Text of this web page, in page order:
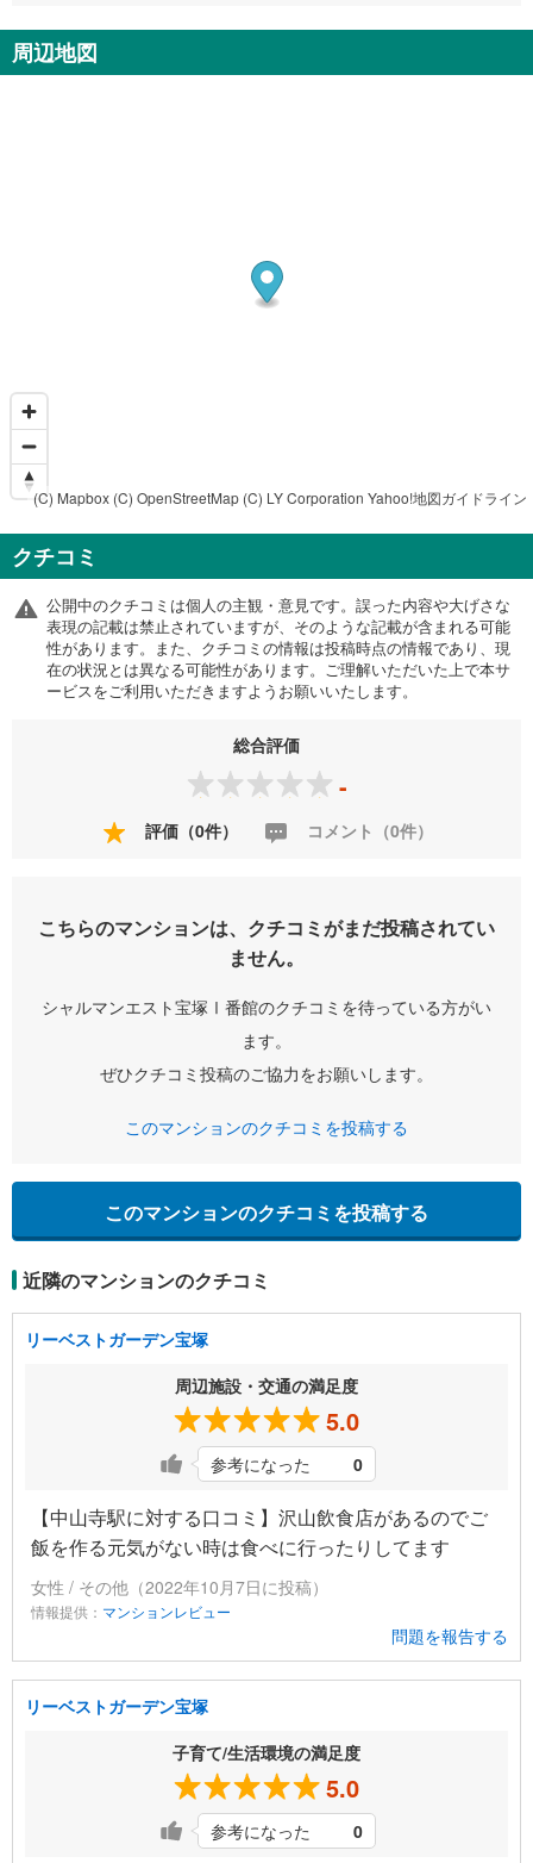
周辺地図
(C) Mapbox (C) OpenStreetMap (C) LY Corporation Yahoo!地図ガイドライン
クチコミ
公開中のクチコミは個人の主観・意見です。誤った内容や大げさな
表現の記載は禁止されていますが、そのような記載が含まれる可能
性があります。また、クチコミの情報は投稿時点の情報であり、現
在の状況とは異なる可能性があります。ご理解いただいた上で本サ
ービスをご利用いただきますようお願いいたします。
総合評価
-
評価（0件） コメント（0件）
こちらのマンションは、クチコミがまだ投稿されてい
ません。
シャルマンエスト宝塚Ⅰ番館のクチコミを待っている方がい
ます。
ぜひクチコミ投稿のご協力をお願いします。
このマンションのクチコミを投稿する
このマンションのクチコミを投稿する
近隣のマンションのクチコミ
リーベストガーデン宝塚
周辺施設・交通の満足度
5.0
参考になった 0
【中山寺駅に対する口コミ】沢山飲食店があるのでご
飯を作る元気がない時は食べに行ったりしてます
女性 / その他（2022年10月7日に投稿）
情報提供： マンションレビュー
問題を報告する
リーベストガーデン宝塚
子育て/生活環境の満足度
5.0
参考になった 0